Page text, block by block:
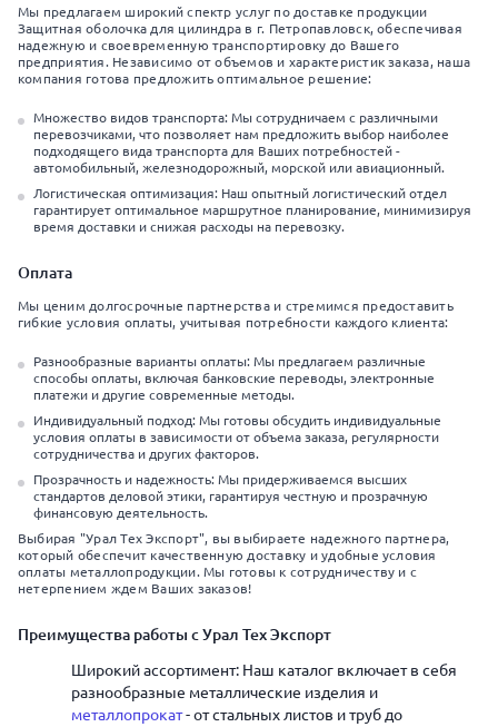
Мы предлагаем широкий спектр услуг по доставке продукции
Защитная оболочка для цилиндра в г. Петропавловск, обеспечивая
надежную и своевременную транспортировку до Вашего
предприятия. Независимо от объемов и характеристик заказа, наша
компания готова предложить оптимальное решение:
Множество видов транспорта: Мы сотрудничаем с различными
перевозчиками, что позволяет нам предложить выбор наиболее
подходящего вида транспорта для Ваших потребностей -
автомобильный, железнодорожный, морской или авиационный.
Логистическая оптимизация: Наш опытный логистический отдел
гарантирует оптимальное маршрутное планирование, минимизируя
время доставки и снижая расходы на перевозку.
Оплата
Мы ценим долгосрочные партнерства и стремимся предоставить
гибкие условия оплаты, учитывая потребности каждого клиента:
Разнообразные варианты оплаты: Мы предлагаем различные
способы оплаты, включая банковские переводы, электронные
платежи и другие современные методы.
Индивидуальный подход: Мы готовы обсудить индивидуальные
условия оплаты в зависимости от объема заказа, регулярности
сотрудничества и других факторов.
Прозрачность и надежность: Мы придерживаемся высших
стандартов деловой этики, гарантируя честную и прозрачную
финансовую деятельность.
Выбирая "Урал Тех Экспорт", вы выбираете надежного партнера,
который обеспечит качественную доставку и удобные условия
оплаты металлопродукции. Мы готовы к сотрудничеству и с
нетерпением ждем Ваших заказов!
Преимущества работы с Урал Тех Экспорт
Широкий ассортимент: Наш каталог включает в себя
разнообразные металлические изделия и
металлопрокат- от стальных листов и труб до